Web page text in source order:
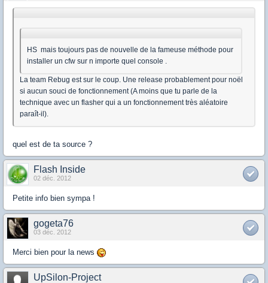
HS mais toujours pas de nouvelle de la fameuse méthode pour
installer un cfw sur n importe quel console .
La team Rebug est sur le coup. Une release probablement pour noël
si aucun souci de fonctionnement (A moins que tu parle de la
technique avec un flasher qui a un fonctionnement très aléatoire
paraît-il).
quel est de ta source ?
Flash Inside
02 déc. 2012
Petite info bien sympa !
gogeta76
03 déc. 2012
Merci bien pour la news
UpSilon-Project